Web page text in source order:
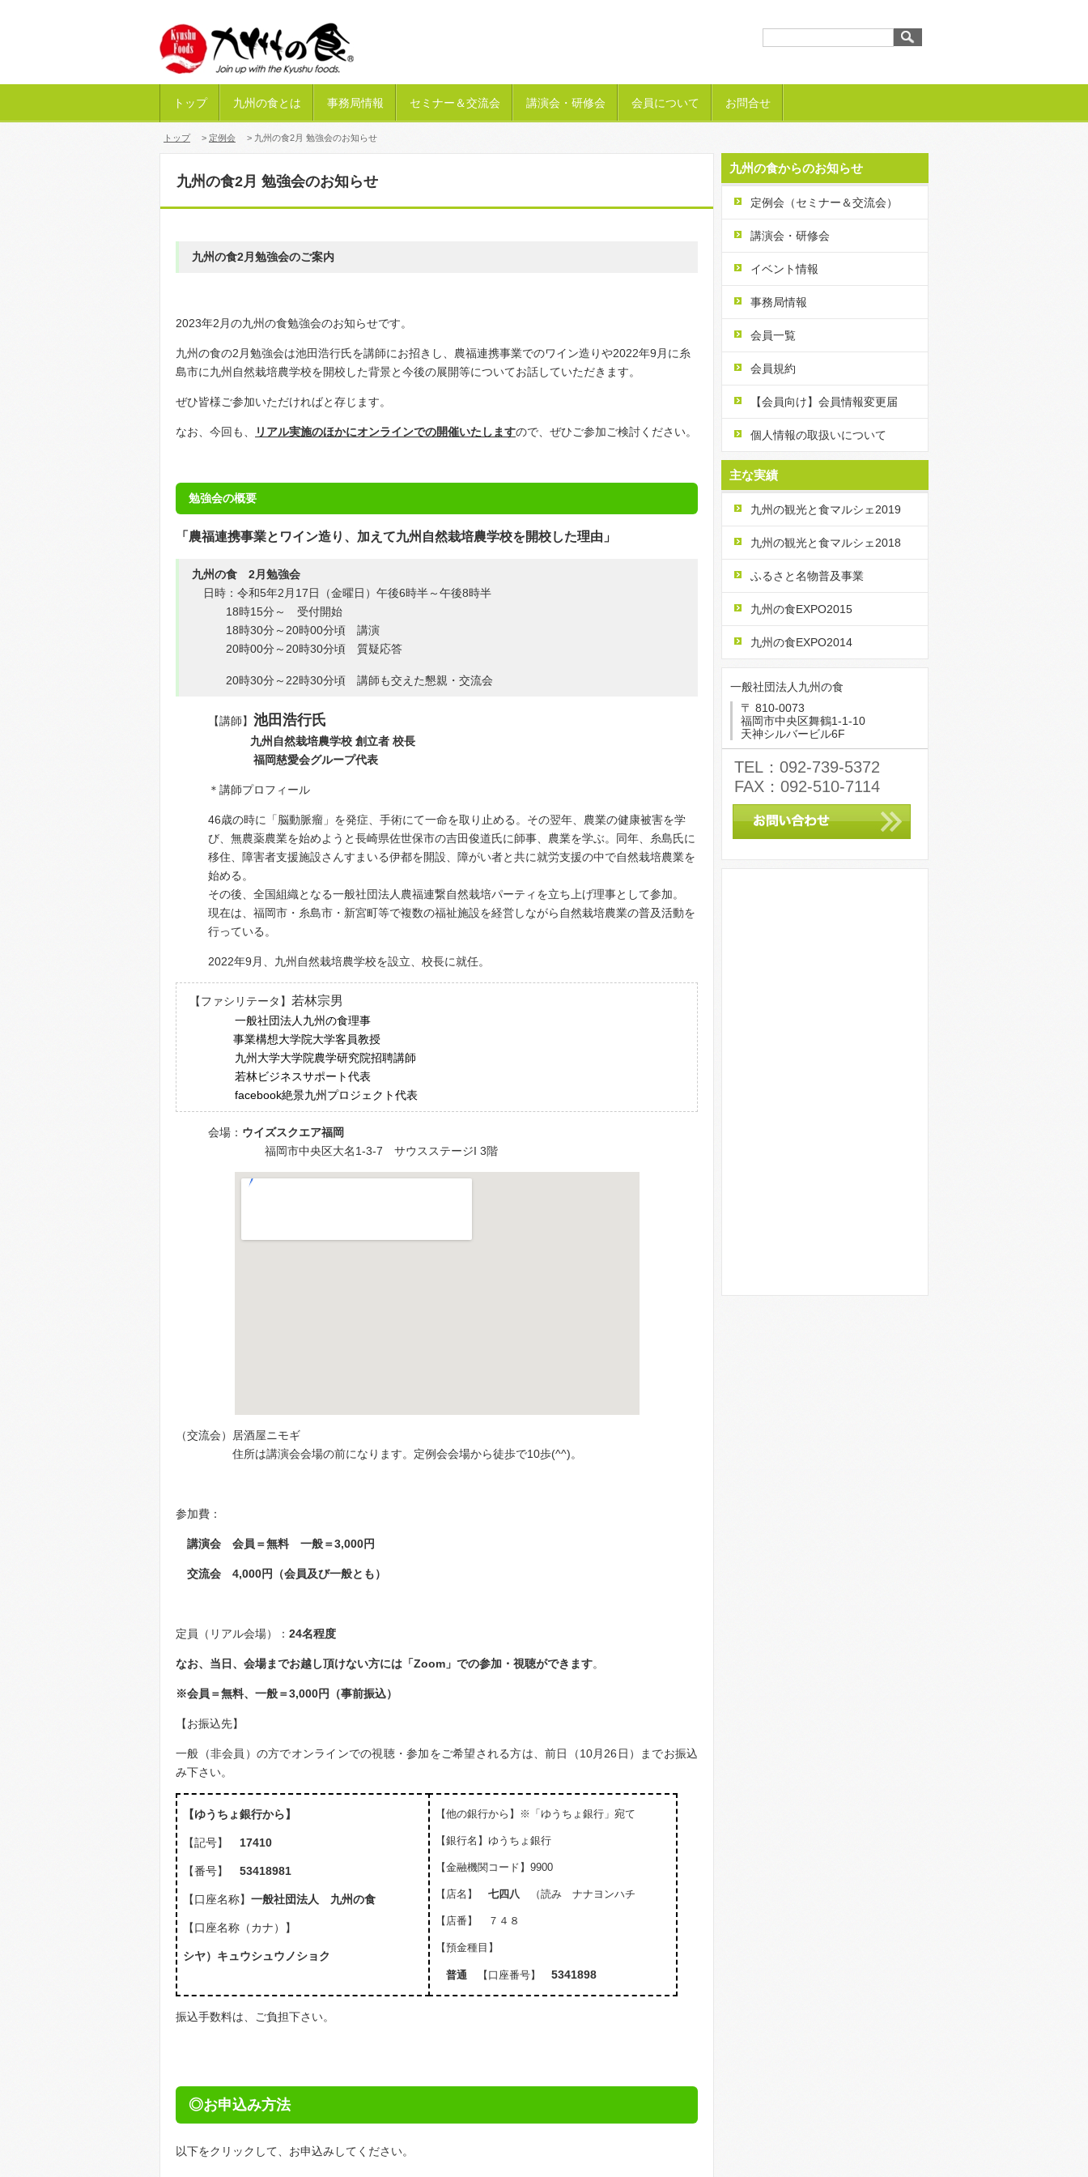
トップ 九州の食とは 事務局情報 セミナー＆交流会 講演会・研修会 会員について お問合せ
トップ > 定例会 > 九州の食2月 勉強会のお知らせ
九州の食2月 勉強会のお知らせ
九州の食2月勉強会のご案内
2023年2月の九州の食勉強会のお知らせです。
九州の食の2月勉強会は池田浩行氏を講師にお招きし、農福連携事業でのワイン造りや2022年9月に糸
島市に九州自然栽培農学校を開校した背景と今後の展開等についてお話していただきます。
ぜひ皆様ご参加いただければと存じます。
なお、今回も、 リアル実施のほかにオンラインでの開催いたしますので、ぜひご参加ご検討ください。
勉強会の概要
「農福連携事業とワイン造り、加えて九州自然栽培農学校を開校した理由」
九州の食 2月勉強会
日時：令和5年2月17日（金曜日）午後6時半～午後8時半
18時15分～ 受付開始
18時30分～20時00分頃 講演
20時00分～20時30分頃 質疑応答
20時30分～22時30分頃 講師も交えた懇親・交流会
【講師】 池田浩行氏
九州自然栽培農学校 創立者 校長
福岡慈愛会グループ代表
＊講師プロフィール
46歳の時に「脳動脈瘤」を発症、手術にて一命を取り止める。その翌年、農業の健康被害を学
び、無農薬農業を始めようと長崎県佐世保市の吉田俊道氏に師事、農業を学ぶ。同年、糸島氏に
移住、障害者支援施設さんすまいる伊都を開設、障がい者と共に就労支援の中で自然栽培農業を
始める。
その後、全国組織となる一般社団法人農福連繋自然栽培パーティを立ち上げ理事として参加。
現在は、福岡市・糸島市・新宮町等で複数の福祉施設を経営しながら自然栽培農業の普及活動を
行っている。
2022年9月、九州自然栽培農学校を設立、校長に就任。
【ファシリテータ】 若林宗男
一般社団法人九州の食理事
事業構想大学院大学客員教授
九州大学大学院農学研究院招聘講師
若林ビジネスサポート代表
facebook絶景九州プロジェクト代表
会場： ウイズスクエア福岡
福岡市中央区大名1-3-7 サウスステージI 3階
（交流会）居酒屋ニモギ
住所は講演会会場の前になります。定例会会場から徒歩で10歩(^^)。
参加費：
講演会 会員＝無料 一般＝3,000円
交流会 4,000円（会員及び一般とも）
定員（リアル会場）： 24名程度
なお、当日、会場までお越し頂けない方には「Zoom」での参加・視聴ができます。
※会員＝無料、一般＝3,000円（事前振込）
【お振込先】
一般（非会員）の方でオンラインでの視聴・参加をご希望される方は、前日（10月26日）までお振込
み下さい。
【ゆうちょ銀行から】
【記号】 17410
【番号】53418981
【口座名称】一般社団法人 九州の食
【口座名称（カナ）】
シヤ）キュウシュウノショク
【他の銀行から】※「ゆうちょ銀行」宛て
【銀行名】ゆうちょ銀行
【金融機関コード】9900
【店名】七四八 （読み ナナヨンハチ
【店番】 ７４８
【預金種目】
普通 【口座番号】5341898
振込手数料は、ご負担下さい。
◎お申込み方法
以下をクリックして、お申込みしてください。
九州の食からのお知らせ
定例会（セミナー＆交流会）
講演会・研修会
イベント情報
事務局情報
会員一覧
会員規約
【会員向け】会員情報変更届
個人情報の取扱いについて
主な実績
九州の観光と食マルシェ2019
九州の観光と食マルシェ2018
ふるさと名物普及事業
九州の食EXPO2015
九州の食EXPO2014
一般社団法人九州の食
〒 810-0073
福岡市中央区舞鶴1-1-10
天神シルバービル6F
TEL：092-739-5372
FAX：092-510-7114